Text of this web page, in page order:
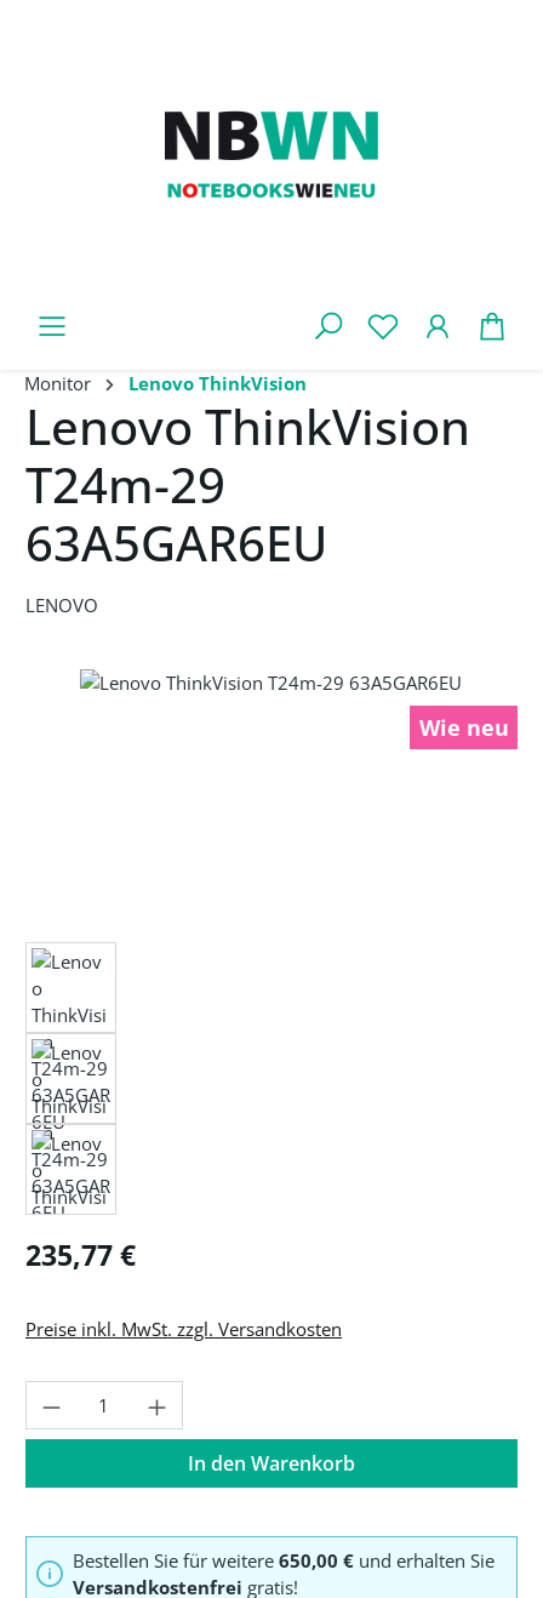
Monitor Lenovo ThinkVision
Lenovo ThinkVision
T24m-29
63A5GAR6EU
LENOVO
Bildergalerie überspringen
Wie neu
Regulärer Preis:
235,77 €
Preise inkl. MwSt. zzgl. Versandkosten
Produkt Anzahl: Gib den gewünschten
In den Warenkorb
Bestellen Sie für weitere 650,00 € und erhalten Sie
Versandkostenfrei gratis!